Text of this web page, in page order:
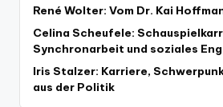
René Wolter: Vom Dr. Kai
Celina Scheufele:
Synchronarbeit und soziales
Iris Stalzer: Karriere,
aus der Politik